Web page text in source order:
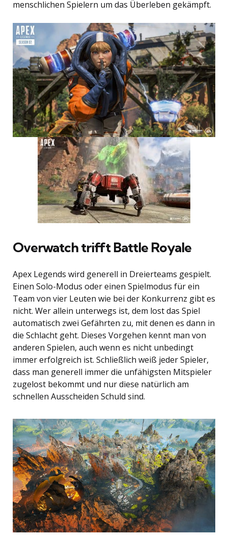
menschlichen Spielern um das Überleben gekämpft.
Overwatch trifft Battle Royale
Apex Legends wird generell in Dreierteams gespielt.
Einen Solo-Modus oder einen Spielmodus für ein
Team von vier Leuten wie bei der Konkurrenz gibt es
nicht. Wer allein unterwegs ist, dem lost das Spiel
automatisch zwei Gefährten zu, mit denen es dann in
die Schlacht geht. Dieses Vorgehen kennt man von
anderen Spielen, auch wenn es nicht unbedingt
immer erfolgreich ist. Schließlich weiß jeder Spieler,
dass man generell immer die unfähigsten Mitspieler
zugelost bekommt und nur diese natürlich am
schnellen Ausscheiden Schuld sind.